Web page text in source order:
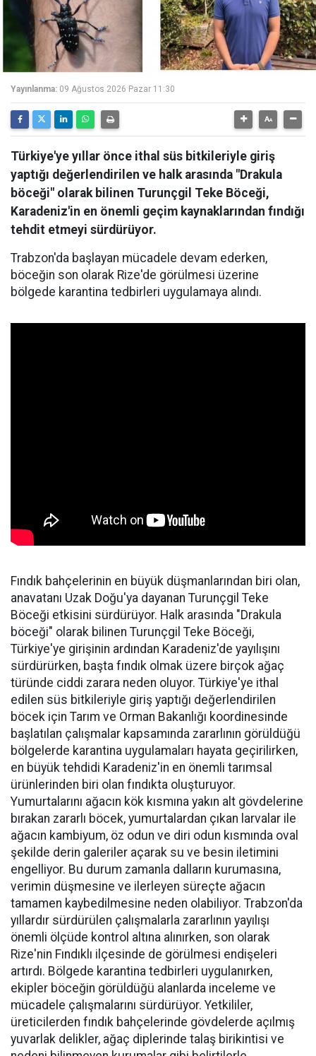
Yayınlanma: 09 Ağustos 2026 Pazar 11:30
Türkiye'ye yıllar önce ithal süs bitkileriyle giriş
yaptığı değerlendirilen ve halk arasında "Drakula
böceği" olarak bilinen Turunçgil Teke Böceği,
Karadeniz'in en önemli geçim kaynaklarından fındığı
tehdit etmeyi sürdürüyor.
Trabzon'da başlayan mücadele devam ederken,
böceğin son olarak Rize'de görülmesi üzerine
bölgede karantina tedbirleri uygulamaya alındı.
Fındık bahçelerinin en büyük düşmanlarından biri olan,
anavatanı Uzak Doğu'ya dayanan Turunçgil Teke
Böceği etkisini sürdürüyor. Halk arasında "Drakula
böceği" olarak bilinen Turunçgil Teke Böceği,
Türkiye'ye girişinin ardından Karadeniz'de yayılışını
sürdürürken, başta fındık olmak üzere birçok ağaç
türünde ciddi zarara neden oluyor. Türkiye'ye ithal
edilen süs bitkileriyle giriş yaptığı değerlendirilen
böcek için Tarım ve Orman Bakanlığı koordinesinde
başlatılan çalışmalar kapsamında zararlının görüldüğü
bölgelerde karantina uygulamaları hayata geçirilirken,
en büyük tehdidi Karadeniz'in en önemli tarımsal
ürünlerinden biri olan fındıkta oluşturuyor.
Yumurtalarını ağacın kök kısmına yakın alt gövdelerine
bırakan zararlı böcek, yumurtalardan çıkan larvalar ile
ağacın kambiyum, öz odun ve diri odun kısmında oval
şekilde derin galeriler açarak su ve besin iletimini
engelliyor. Bu durum zamanla dalların kurumasına,
verimin düşmesine ve ilerleyen süreçte ağacın
tamamen kaybedilmesine neden olabiliyor. Trabzon'da
yıllardır sürdürülen çalışmalarla zararlının yayılışı
önemli ölçüde kontrol altına alınırken, son olarak
Rize'nin Fındıklı ilçesinde de görülmesi endişeleri
artırdı. Bölgede karantina tedbirleri uygulanırken,
ekipler böceğin görüldüğü alanlarda inceleme ve
mücadele çalışmalarını sürdürüyor. Yetkililer,
üreticilerden fındık bahçelerinde gövdelerde açılmış
yuvarlak delikler, ağaç diplerinde talaş birikintisi ve